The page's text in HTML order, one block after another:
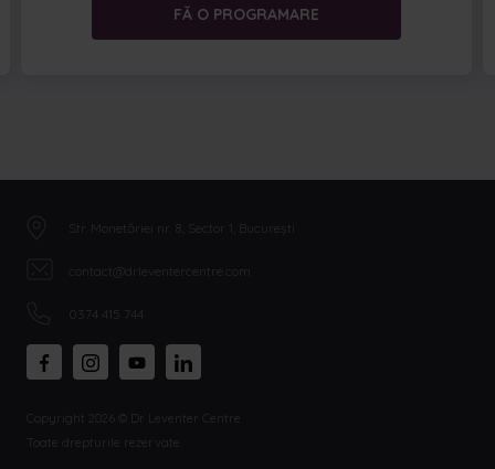
FĂ O PROGRAMARE
Str. Monetăriei nr. 8, Sector 1, București
contact@drleventercentre.com
0374 415 744
Copyright 2026 © Dr Leventer Centre
Toate drepturile rezervate.